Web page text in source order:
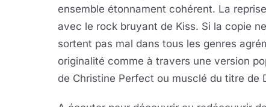
ensemble étonnament cohérent. La
avec le rock bruyant de Kiss. Si la copie
sortent pas mal dans tous les genres
originalité comme à travers une version
de Christine Perfect ou musclé du titre de